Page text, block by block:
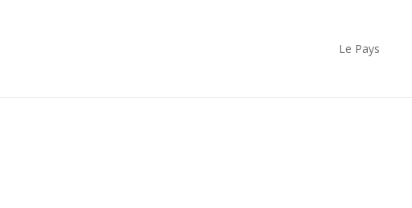
Le Pays